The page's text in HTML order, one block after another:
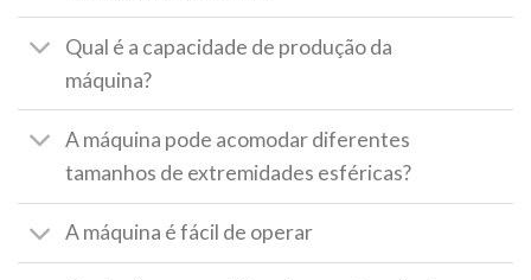
Qual é a capacidade de produção da
máquina?
A máquina pode acomodar diferentes
tamanhos de extremidades esféricas?
A máquina é fácil de operar